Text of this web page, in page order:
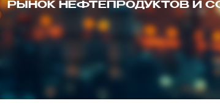
РЫНОК НЕФТЕПРОДУКТОВ И